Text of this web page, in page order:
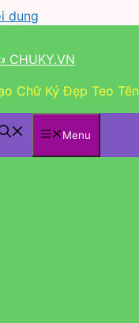
dung
CHUKY.VN
Chữ Ký Đẹp Teo Tên
Menu